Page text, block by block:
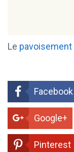
Le pavoisement
Facebook
Google+
Pinterest